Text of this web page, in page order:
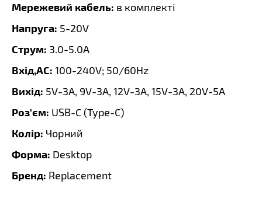
Мережевий кабель: в комплекті
Напруга: 5-20V
Струм: 3.0-5.0A
Вхід,AC: 100-240V; 50/60Hz
Вихід: 5V-3A, 9V-3A, 12V-3A, 15V-3A, 20V-5A
Роз'єм: USB-C (Type-C)
Колір: Чорний
Форма: Desktop
Бренд: Replacement